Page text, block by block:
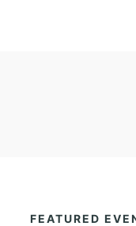
FEATURED